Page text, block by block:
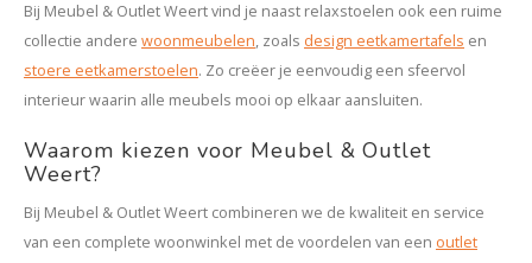
Bij Meubel & Outlet Weert vind je naast relaxstoelen ook een ruime
collectie andere woonmeubelen, zoals design eetkamertafels en
stoere eetkamerstoelen. Zo creëer je eenvoudig een sfeervol
interieur waarin alle meubels mooi op elkaar aansluiten.
Waarom kiezen voor Meubel & Outlet
Weert?
Bij Meubel & Outlet Weert combineren we de kwaliteit en service
van een complete woonwinkel met de voordelen van een outlet